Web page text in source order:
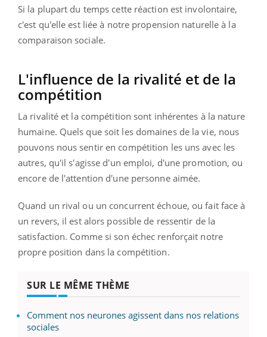
Si la plupart du temps cette réaction est involontaire,
c'est qu'elle est liée à notre propension naturelle à la
comparaison sociale.
L'influence de la rivalité et de la
compétition
La rivalité et la compétition sont inhérentes à la nature
humaine. Quels que soit les domaines de la vie, nous
pouvons nous sentir en compétition les uns avec les
autres, qu'il s'agisse d'un emploi, d'une promotion, ou
encore de l'attention d'une personne aimée.
Quand un rival ou un concurrent échoue, ou fait face à
un revers, il est alors possible de ressentir de la
satisfaction. Comme si son échec renforçait notre
propre position dans la compétition.
SUR LE MÊME THÈME
Comment nos neurones agissent dans nos relations
sociales